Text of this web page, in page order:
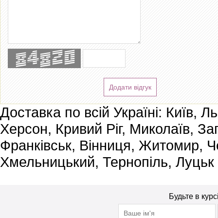
Додати відгук
Доставка по всій Україні: Київ,
Херсон, Кривий Ріг, Миколаїв,
Франківськ, Вінниця, Житомир,
Хмельницький, Тернопіль, Луцьк
Будьте в